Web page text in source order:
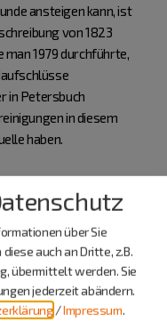
ansteigen kann, ist
von 1823
1979 durchführte,
in Petersbuch
in diesem
haben.
von Titting in einem
die Straßen Titting-
Titting-Kesselberg,
abbiegt, zu erreichen.
über Sie
auch an Dritte, z.B.
übermittelt werden. Sie
jederzeit abändern.
/Impressum.